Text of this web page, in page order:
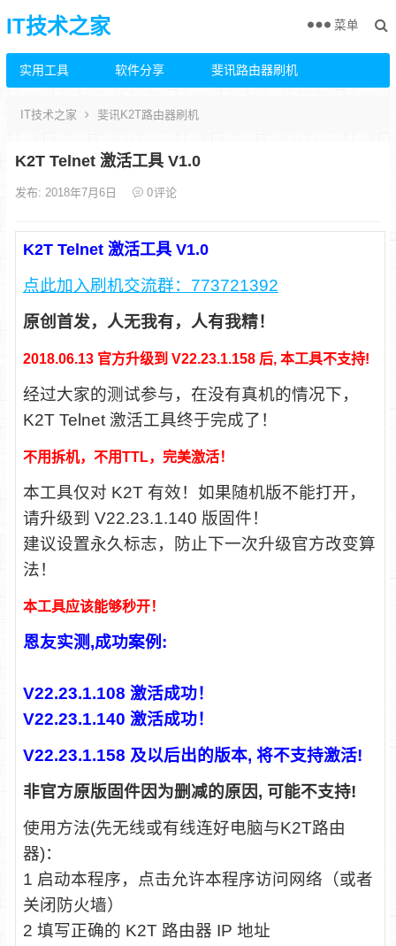
IT技术之家
实用工具 软件分享 斐讯路由器刷机
菜单
IT技术之家 斐讯K2T路由器刷机
K2T Telnet 激活工具 V1.0
发布: 2018年7月6日 0评论
K2T Telnet 激活工具 V1.0
点此加入刷机交流群：773721392
原创首发，人无我有，人有我精！
2018.06.13 官方升级到 V22.23.1.158 后, 本工具不支持!
经过大家的测试参与，在没有真机的情况下，
K2T Telnet 激活工具终于完成了！
不用拆机，不用TTL，完美激活！
本工具仅对 K2T 有效！如果随机版不能打开，
请升级到 V22.23.1.140 版固件！
建议设置永久标志，防止下一次升级官方改变算
法！
本工具应该能够秒开！
恩友实测,成功案例:
V22.23.1.108 激活成功！
V22.23.1.140 激活成功！
V22.23.1.158 及以后出的版本, 将不支持激活!
非官方原版固件因为删减的原因, 可能不支持!
使用方法(先无线或有线连好电脑与K2T路由
器)：
1 启动本程序，点击允许本程序访问网络（或者
关闭防火墙）
2 填写正确的 K2T 路由器 IP 地址